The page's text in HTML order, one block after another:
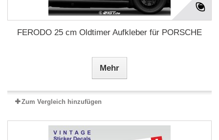
FERODO 25 cm Oldtimer Aufkleber für PORSCHE
Mehr
Zum Vergleich hinzufügen